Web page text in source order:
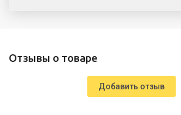
Отзывы о товаре
Добавить отзыв